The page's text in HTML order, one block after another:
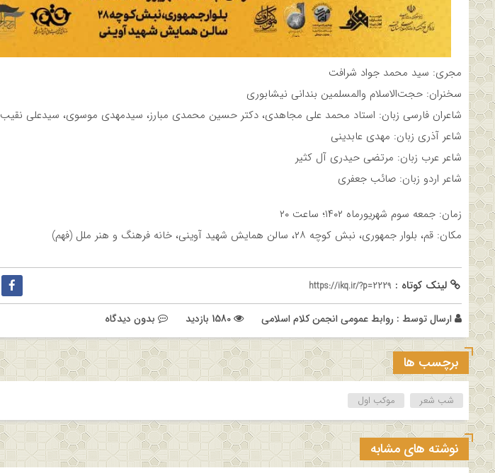
مجری: سید محمد جواد شرافت
سخنران: حجت‌الاسلام والمسلمین بندانی نیشابوری
شاعران فارسی زبان: استاد محمد علی مجاهدی، دکتر حسین محمدی مبارز، سیدمهدی موسوی، سیدعلی نقیب
شاعر آذری زبان: مهدی عابدینی
شاعر عرب زبان: مرتضی حیدری آل کثیر
شاعر اردو زبان: صائب جعفری
زمان: جمعه سوم شهریورماه ۱۴۰۲؛ ساعت ۲۰
مکان: قم، بلوار جمهوری، نبش کوچه ۲۸، سالن همایش شهید آوینی، خانه فرهنگ و هنر ملل (فهم)
لینک کوتاه : https://ikq.ir/?p=2229
ارسال توسط : روابط عمومی انجمن کلام اسلامی بدون دیدگاه
برچسب ها
شب شعر موکب اول
نوشته های مشابه